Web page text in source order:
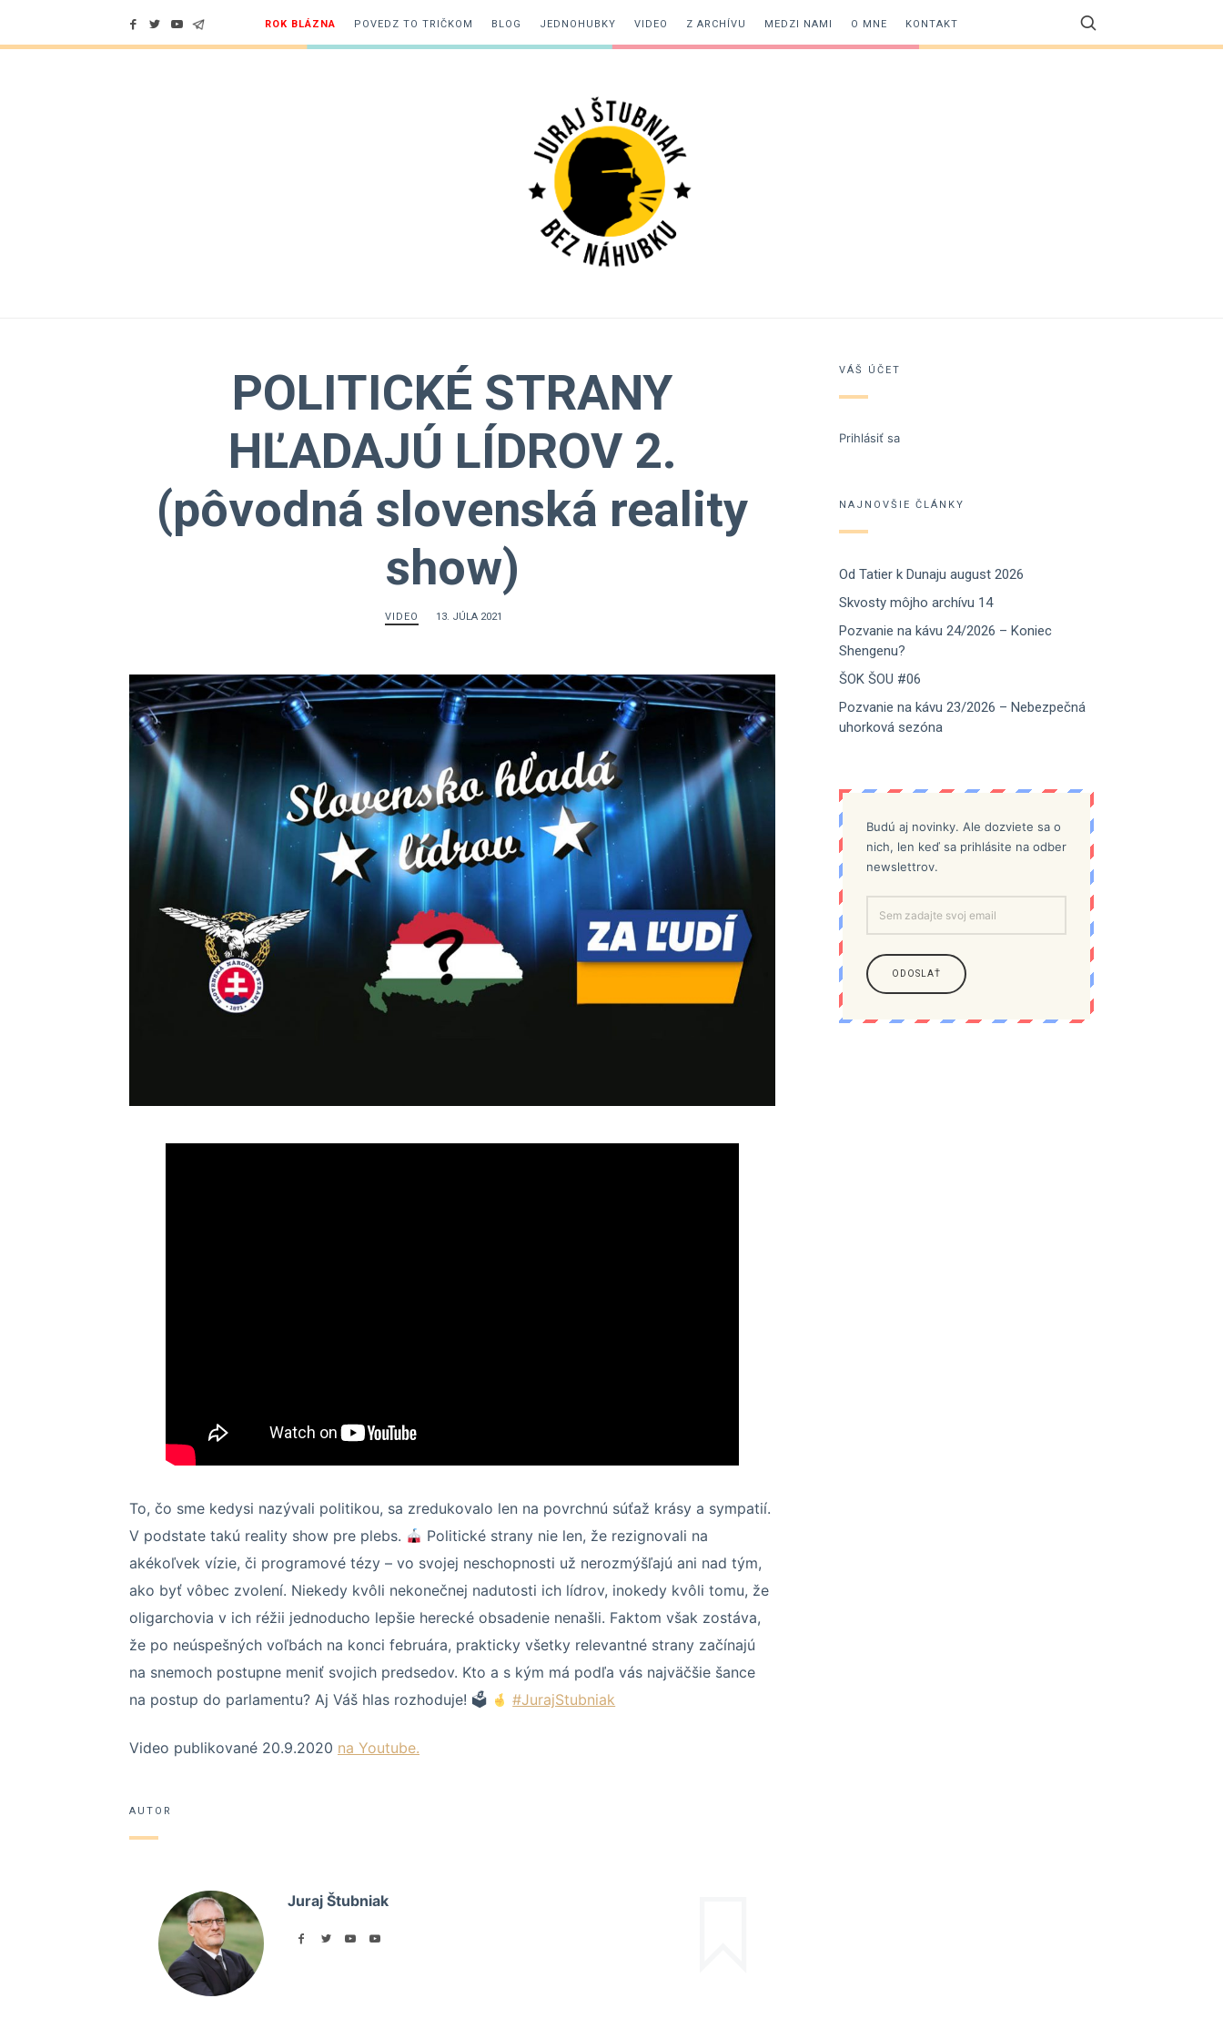
ROK BLÁZNA POVEDZ TO TRIČKOM BLOG JEDNOHUBKY VIDEO Z ARCHÍVU MEDZI NAMI O MNE KONTAKT
Juraj
Štubniak
POLITICKÉ STRANY
HĽADAJÚ LÍDROV 2.
(pôvodná slovenská reality
show)
VIDEO 13. JÚLA 2021
To, čo sme kedysi nazývali politikou, sa zredukovalo len na povrchnú súťaž krásy a sympatií.
V podstate takú reality show pre plebs.
Politické strany nie len, že rezignovali na
akékoľvek vízie, či programové tézy – vo svojej neschopnosti už nerozmýšľajú ani nad tým,
ako byť vôbec zvolení. Niekedy kvôli nekonečnej nadutosti ich lídrov, inokedy kvôli tomu, že
oligarchovia v ich réžii jednoducho lepšie herecké obsadenie nenašli. Faktom však zostáva,
že po neúspešných voľbách na konci februára, prakticky všetky relevantné strany začínajú
na snemoch postupne meniť svojich predsedov. Kto a s kým má podľa vás najväčšie šance
na postup do parlamentu? Aj Váš hlas rozhoduje! 🗳
#JurajStubniak
Video publikované 20.9.2020 na Youtube.
AUTOR
Juraj Štubniak
VÁŠ ÚČET
Prihlásiť sa
NAJNOVŠIE ČLÁNKY
Od Tatier k Dunaju august 2026
Skvosty môjho archívu 14
Pozvanie na kávu 24/2026 – Koniec
Shengenu?
ŠOK ŠOU #06
Pozvanie na kávu 23/2026 – Nebezpečná
uhorková sezóna
Budú aj novinky. Ale dozviete sa o
nich, len keď sa prihlásite na odber
newslettrov.